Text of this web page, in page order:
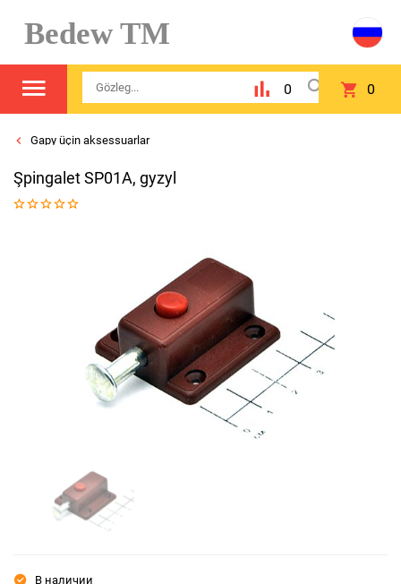
Bedew TM
0 0
Gapy üçin aksessuarlar
Şpingalet SP01A, gyzyl
В наличии